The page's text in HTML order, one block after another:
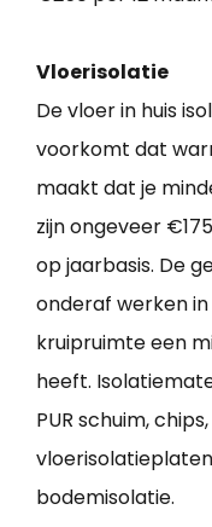
Vloerisolatie
De vloer in huis
voorkomt dat
maakt dat je
zijn ongeveer
op jaarbasis. De
onderaf werken
kruipruimte een
heeft.
PUR schuim,
bodemisolatie.